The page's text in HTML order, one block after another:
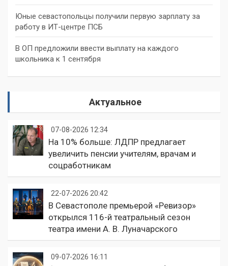
Юные севастопольцы получили первую зарплату за
работу в ИТ-центре ПСБ
В ОП предложили ввести выплату на каждого
школьника к 1 сентября
Актуальное
07-08-2026 12:34
На 10% больше: ЛДПР предлагает
увеличить пенсии учителям, врачам и
соцработникам
22-07-2026 20:42
В Севастополе премьерой «Ревизор»
открылся 116-й театральный сезон
театра имени А. В. Луначарского
09-07-2026 16:11